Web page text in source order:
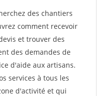
des chantiers
comment recevoir
et trouver des
des demandes de
d'aide aux artisans.
services à tous les
d'activité et qui